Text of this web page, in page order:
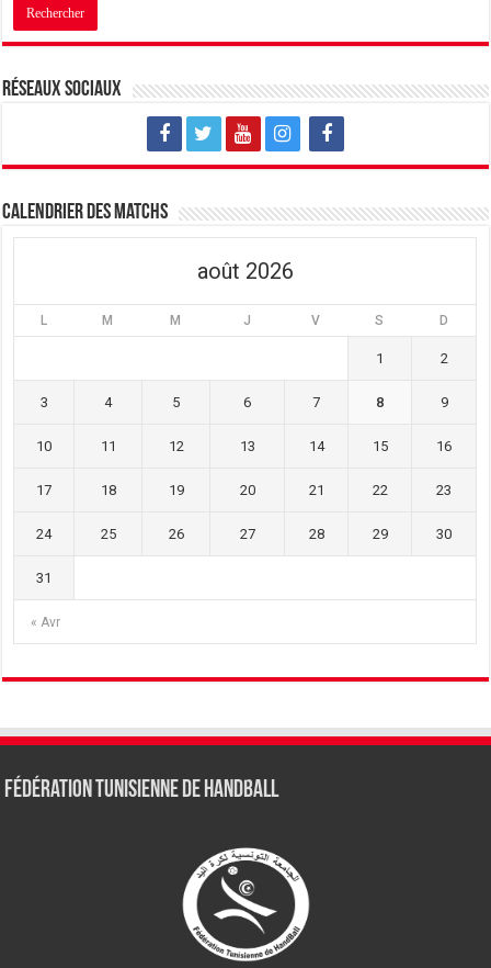
Réseaux sociaux
Calendrier des matchs
août 2026
L M M J V S D
« Avr
1 2
3 4 5 6 7 8 9
10 11 12 13 14 15 16
17 18 19 20 21 22 23
24 25 26 27 28 29 30
31
Fédération tunisienne de Handball